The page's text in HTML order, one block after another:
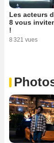
Les acteurs
8 vous
!
8 321 vues